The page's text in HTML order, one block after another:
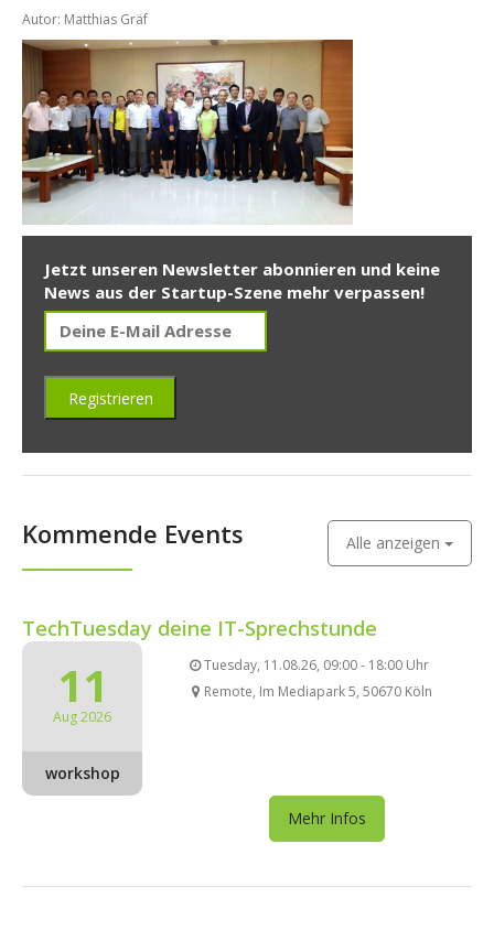
Autor: Matthias Gräf
Jetzt unseren Newsletter abonnieren und keine
News aus der Startup-Szene mehr verpassen!
Kommende Events Alle anzeigen
TechTuesday deine IT-Sprechstunde
11
Aug 2026
workshop
Tuesday, 11.08.26, 09:00 - 18:00 Uhr
Remote, Im Mediapark 5, 50670 Köln
Mehr Infos